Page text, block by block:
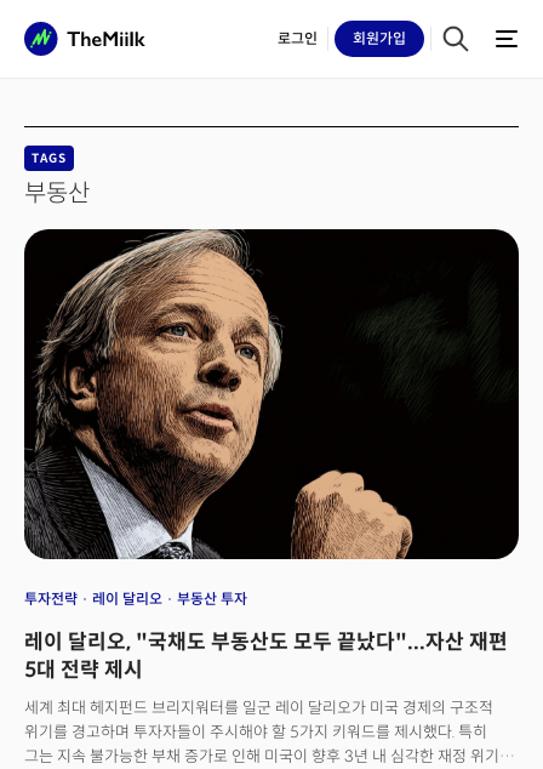
로그인 회원가입
TAGS
부동산
투자전략 레이 달리오 부동산 투자
레이 달리오, "국채도 부동산도 모두 끝났다"...자산 재편
5대 전략 제시
세계 최대 헤지펀드 브리지워터를 일군 레이 달리오가 미국 경제의 구조적
위기를 경고하며 투자자들이 주시해야 할 5가지 키워드를 제시했다. 특히
그는 지속 불가능한 부채 증가로 인해 미국이 향후 3년 내 심각한 재정 위기에